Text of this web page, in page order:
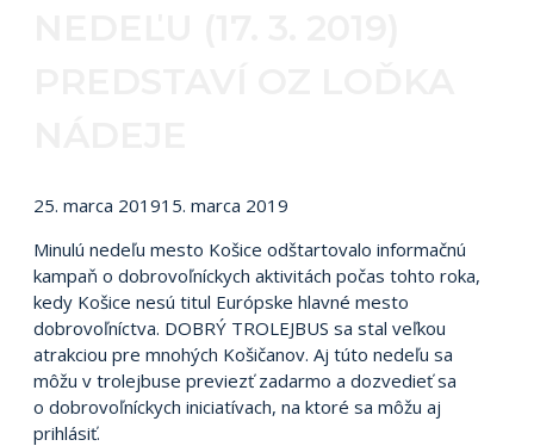
25. marca 201915. marca 2019
Minulú nedeľu mesto Košice odštartovalo informačnú
kampaň o dobrovoľníckych aktivitách počas tohto roka,
kedy Košice nesú titul Európske hlavné mesto
dobrovoľníctva. DOBRÝ TROLEJBUS sa stal veľkou
atrakciou pre mnohých Košičanov. Aj túto nedeľu sa
môžu v trolejbuse previezť zadarmo a dozvedieť sa
o dobrovoľníckych iniciatívach, na ktoré sa môžu aj
prihlásiť.